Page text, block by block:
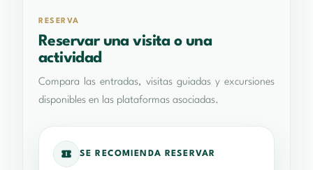
RESERVA
Reservar una visita o una
actividad
Compara las entradas, visitas guiadas y excursiones
disponibles en las plataformas asociadas.
SE RECOMIENDA RESERVAR